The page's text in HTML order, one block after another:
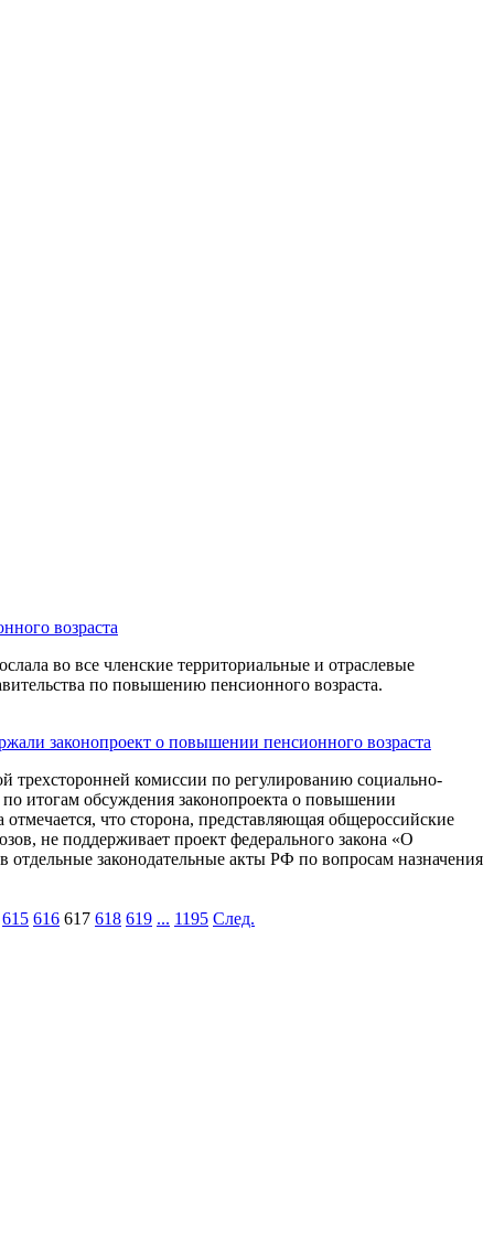
возраста
во все членские территориальные и отраслевые
по повышению пенсионного возраста.
законопроект о повышении пенсионного возраста
трехсторонней комиссии по регулированию социально-
итогам обсуждения законопроекта о повышении
отмечается, что сторона, представляющая общероссийские
не поддерживает проект федерального закона «О
отдельные законодательные акты РФ по вопросам назначения
615 616 617 618 619 ... 1195 След.